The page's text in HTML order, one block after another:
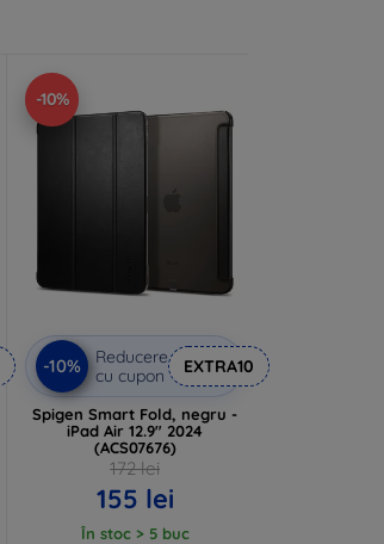
-10%
-10%
Reducere
cu cupon
EXTRA10
Spigen Smart Fold, negru -
iPad Air 12.9" 2024
(ACS07676)
172 lei
155 lei
În stoc > 5 buc